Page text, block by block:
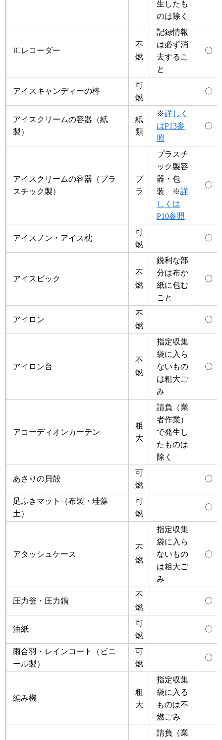
生したも
のは除く
ICレコーダー
不
燃
記録情報
は必ず消
去するこ
と
〇
アイスキャンディーの棒
可
燃
〇
アイスクリームの容器（紙
製）
紙
類
※詳しく
はP13参
照
〇
アイスクリームの容器（プラ
スチック製）
プ
ラ
プラスチ
ック製容
器・包
装 ※詳
しくは
P10参照
〇
アイスノン・アイス枕
可
燃
〇
アイスピック
不
燃
鋭利な部
分は布か
紙に包む
こと
〇
アイロン
不
燃
〇
アイロン台
不
燃
指定収集
袋に入ら
ないもの
は粗大ご
み
〇
アコーディオンカーテン
粗
大
請負（業
者作業）
で発生し
たものは
除く
あさりの貝殻
可
燃
〇
足ふきマット（布製・珪藻
土）
可
燃
〇
アタッシュケース
不
燃
指定収集
袋に入ら
ないもの
は粗大ご
み
〇
圧力釡・圧力鍋
不
燃
〇
油紙
可
燃
〇
雨合羽・レインコート（ビニ
ール製）
可
燃
〇
編み機
粗
大
指定収集
袋に入る
ものは不
燃ごみ
請負（業